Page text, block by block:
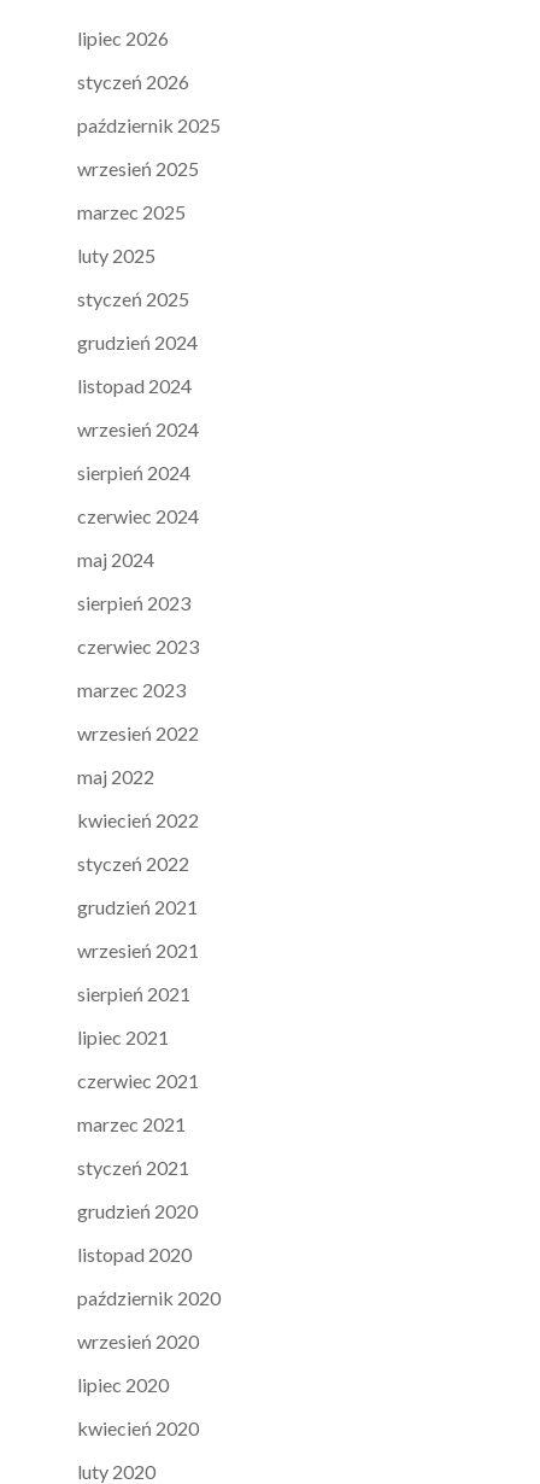
lipiec 2026
styczeń 2026
październik 2025
wrzesień 2025
marzec 2025
luty 2025
styczeń 2025
grudzień 2024
listopad 2024
wrzesień 2024
sierpień 2024
czerwiec 2024
maj 2024
sierpień 2023
czerwiec 2023
marzec 2023
wrzesień 2022
maj 2022
kwiecień 2022
styczeń 2022
grudzień 2021
wrzesień 2021
sierpień 2021
lipiec 2021
czerwiec 2021
marzec 2021
styczeń 2021
grudzień 2020
listopad 2020
październik 2020
wrzesień 2020
lipiec 2020
kwiecień 2020
luty 2020